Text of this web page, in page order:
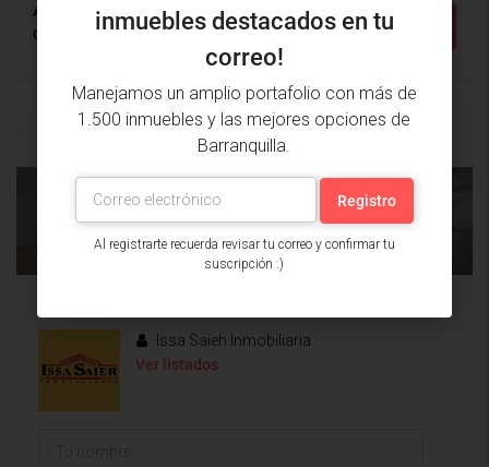
Alcobas: 3
m²: 265.32
Casa
Detalles
PROPIEDAD
PRÓXIMA
PROPIEDAD
Issa Saieh Inmobiliaria
Ver listados
inmuebles destacados en tu
correo!
Manejamos un amplio portafolio con más de
1.500 inmuebles y las mejores opciones de
Barranquilla.
Al registrarte recuerda revisar tu correo y confirmar tu
suscripción :)